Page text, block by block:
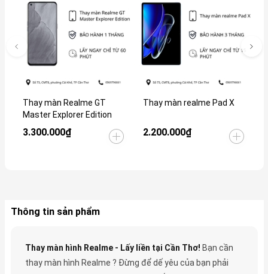
Thay màn Realme GT
Master Explorer Edition
3.300.000₫
Thay màn realme Pad X
2.200.000₫
Thông tin sản phẩm
Thay màn hình Realme - Lấy liền tại Cần Thơ! Bạn cần
thay màn hình Realme ? Đừng để dế yêu của bạn phải